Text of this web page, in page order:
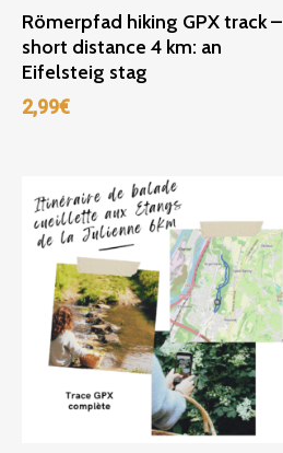
Ajouter Au Panier
Römerpfad hiking GPX track –
short distance 4 km: an
Eifelsteig stag
2,99€